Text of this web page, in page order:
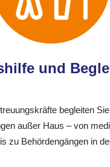
und
begleiten
außer Haus – von
zu Behördengängen in